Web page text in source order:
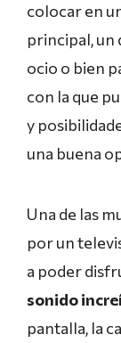
colocar en
principal, un
ocio o bien
con la que
y
una buena
Una de las
por un
a poder
sonido
pantalla, la